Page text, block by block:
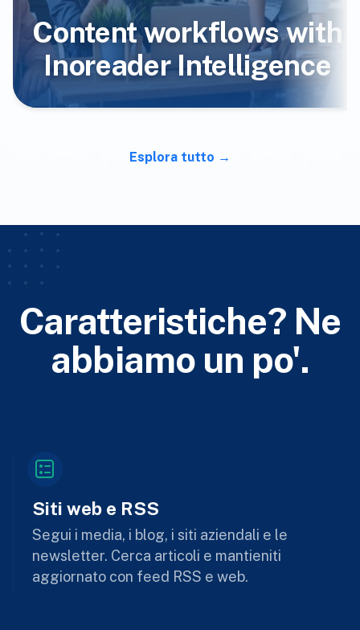
Content workflows with
Inoreader Intelligence
Esplora tutto
Caratteristiche? Ne
abbiamo un po'.
Siti web e RSS
Segui i media, i blog, i siti aziendali e le
newsletter. Cerca articoli e mantieniti
aggiornato con feed RSS e web.